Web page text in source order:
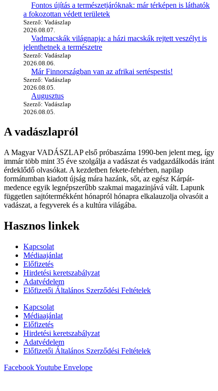
Fontos újítás a természetjáróknak: már térképen is láthatók
a fokozottan védett területek
Szerző: Vadászlap
2026.08.07.
Vadmacskák világnapja: a házi macskák rejtett veszélyt is
jelenthetnek a természetre
Szerző: Vadászlap
2026.08.06.
Már Finnországban van az afrikai sertéspestis!
Szerző: Vadászlap
2026.08.05.
Augusztus
Szerző: Vadászlap
2026.08.05.
A vadászlapról
A Magyar VADÁSZLAP első próbaszáma 1990-ben jelent meg, így
immár több mint 35 éve szolgálja a vadászat és vadgazdálkodás iránt
érdeklődő olvasókat. A kezdetben fekete-fehérben, napilap
formátumban kiadott újság mára hazánk, sőt, az egész Kárpát-
medence egyik legnépszerűbb szakmai magazinjává vált. Lapunk
független sajtótermékként hónapról hónapra elkalauzolja olvasóit a
vadászat, a fegyverek és a kultúra világába.
Hasznos linkek
Kapcsolat
Médiaajánlat
Előfizetés
Hirdetési keretszabályzat
Adatvédelem
Előfizetői Általános Szerződési Feltételek
Kapcsolat
Médiaajánlat
Előfizetés
Hirdetési keretszabályzat
Adatvédelem
Előfizetői Általános Szerződési Feltételek
FacebookYoutube Envelope